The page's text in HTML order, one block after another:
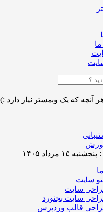
آنچه که یک وبمستر نیاز دارد :)
۱۵ مرداد ۱۴۰۵
سایت
سایت
سایت بجنورد
قالب وردپرس